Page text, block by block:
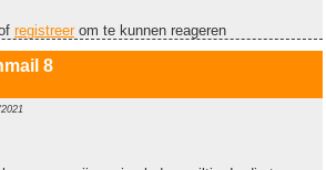
registreerom te kunnen reageren
8